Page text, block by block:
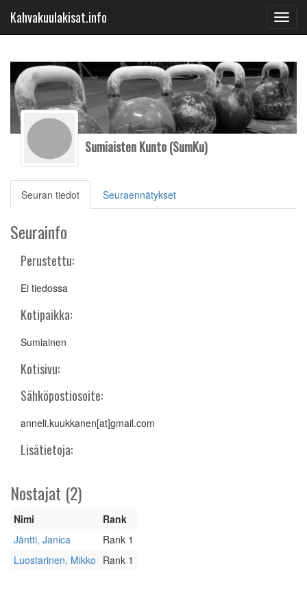
Kahvakuulakisat.info
Sumiaisten Kunto (SumKu)
Seuran tiedot(current)Seuraennätykset
Seurainfo
Perustettu:
Ei tiedossa
Kotipaikka:
Sumiainen
Kotisivu:
Sähköpostiosoite:
anneli.kuukkanen[at]gmail.com
Lisätietoja:
Nostajat (2)
Nimi
Rank
Jäntti, Janica
Rank 1
Luostarinen, Mikko Rank 1